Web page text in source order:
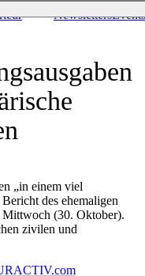
NewslettersEvents
„in einem viel
des ehemaligen
Mittwoch (30. Oktober).
zivilen und